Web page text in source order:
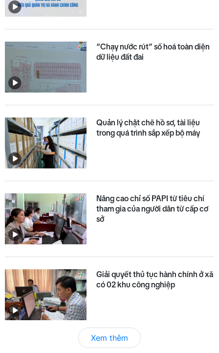
“Chạy nước rút” số hoá toàn diện
dữ liệu đất đai
Quản lý chặt chẽ hồ sơ, tài liệu
trong quá trình sắp xếp bộ máy
Nâng cao chỉ số PAPI từ tiêu chí
tham gia của người dân từ cấp cơ
sở
Giải quyết thủ tục hành chính ở xã
có 02 khu công nghiệp
Xem thêm